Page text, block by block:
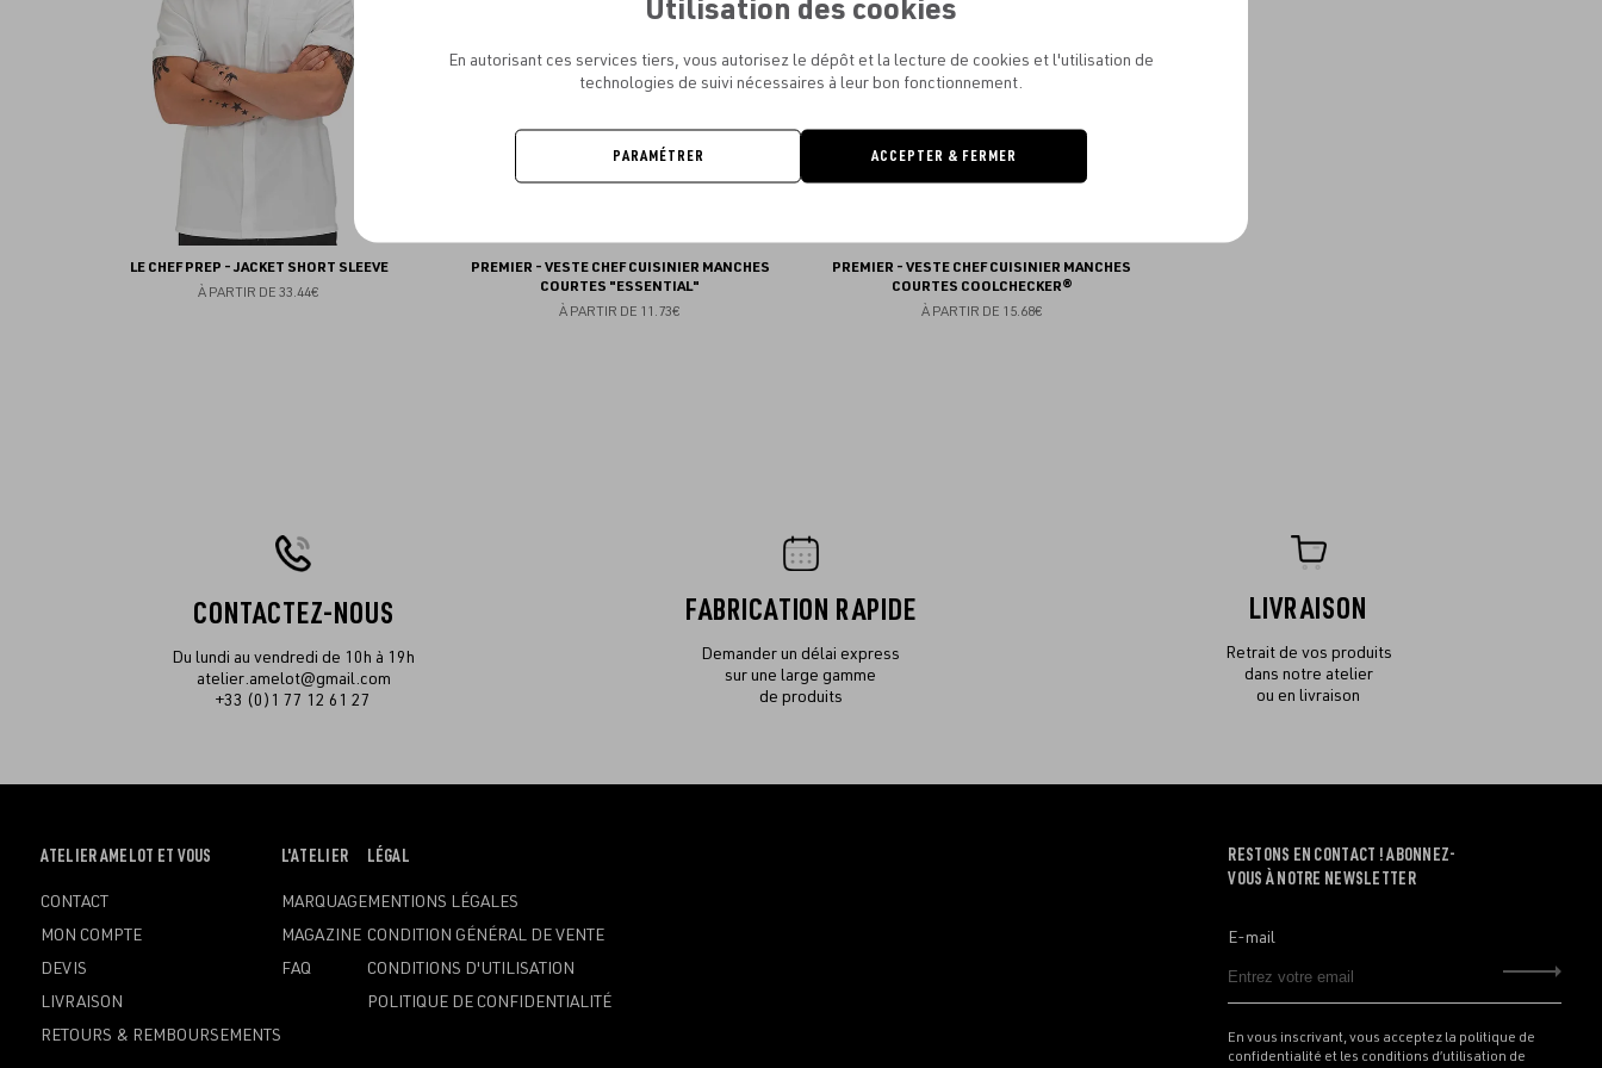
LE CHEF PREP - JACKET SHORT SLEEVE
À PARTIR DE 33.44€
PREMIER - VESTE CHEF CUISINIER MANCHES
COURTES "ESSENTIAL"
À PARTIR DE 11.73€
favoris
PREMIER - VESTE CHEF CUISINIER MANCHES
COURTES COOLCHECKER®
À PARTIR DE 15.68€
CONTACTEZ-NOUS
Du lundi au vendredi de 10h à 19h
atelier.amelot@gmail.com
+33 (0)1 77 12 61 27
FABRICATION RAPIDE
Demander un délai express
sur une large gamme
de produits
LIVRAISON
Retrait de vos produits
dans notre atelier
ou en livraison
OUVRIR
MENU
ATELIER AMELOT ET VOUS
CONTACT
MON COMPTE
DEVIS
LIVRAISON
RETOURS & REMBOURSEMENTS
OUVRIR
MENU
L'ATELIER
MARQUAGE
MAGAZINE
FAQ
OUVRIR
MENU
LÉGAL
MENTIONS LÉGALES
CONDITION GÉNÉRAL DE VENTE
CONDITIONS D'UTILISATION
POLITIQUE DE CONFIDENTIALITÉ
RESTONS EN CONTACT ! ABONNEZ-
VOUS À NOTRE NEWSLETTER
E-mail
En vous inscrivant, vous acceptez la politique de
confidentialité et les conditions d’utilisation de
Utilisation des cookies
En autorisant ces services tiers, vous autorisez le dépôt et la lecture de cookies et l'utilisation de
technologies de suivi nécessaires à leur bon fonctionnement.
PARAMÉTRER ACCEPTER & FERMER